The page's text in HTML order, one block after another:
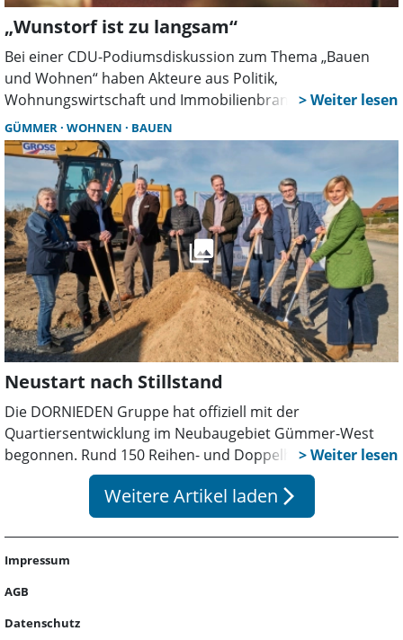
„Wunstorf ist zu langsam“
Bei einer CDU-Podiumsdiskussion zum Thema „Bauen
und Wohnen“ haben Akteure aus Politik,
Wohnungswirtschaft und Immobilienbranche mehr
Tempo und Verlässlichkeit gefordert.
Bürgermeisterkandidat Martin Pavel kündigte an,
Blockaden künftig entschlossen lösen zu wollen.
GÜMMER WOHNEN BAUEN
Neustart nach Stillstand
Die DORNIEDEN Gruppe hat offiziell mit der
Quartiersentwicklung im Neubaugebiet Gümmer-West
begonnen. Rund 150 Reihen- und Doppelhäuser sollen
entstehen, davon 88 zur Miete. Nach dem Stillstand durch
die Insolvenz des früheren Projektträgers geht das
Projekt nun sichtbar voran.
Weitere Artikel laden arrow_forward_ios
Impressum
AGB
Datenschutz